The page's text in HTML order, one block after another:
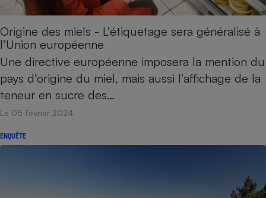
Origine des miels - L’étiquetage sera généralisé à
l’Union européenne
Une directive européenne imposera la mention du
pays d’origine du miel, mais aussi l’affichage de la
teneur en sucre des…
Le 05 février 2024
ENQUÊTE